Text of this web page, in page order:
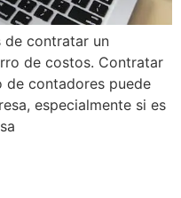
de contratar un
de costos. Contratar
de contadores puede
especialmente si es